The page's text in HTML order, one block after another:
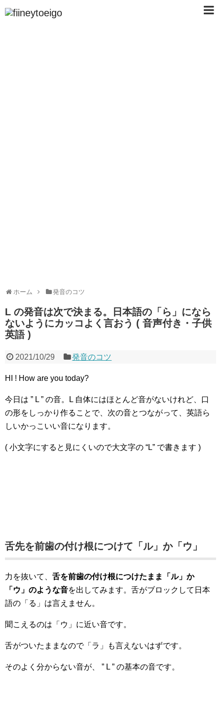
ホーム 発音のコツ
L の発音は次で決まる。日本語の「ら」になら
ないようにカッコよく言おう ( 音声付き・子供
英語 )
2021/10/29 発音のコツ
HI ! How are you today?
今日は ” L ” の音。L 自体にはほとんど音がないけれど、口
の形をしっかり作ることで、次の音とつながって、英語ら
しいかっこいい音になります。
( 小文字にすると見にくいので大文字の “L” で書きます )
舌先を前歯の付け根につけて「ル」か「ウ」
力を抜いて、 舌を前歯の付け根につけたまま「ル」か
「ウ」のような音を出してみます。舌がブロックして日本
語の「る」は言えません。
聞こえるのは「ウ」に近い音です。
舌がついたままなので「ラ」も言えないはずです。
そのよく分からない音が、 ” L ” の基本の音です。